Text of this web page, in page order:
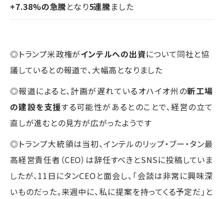
+7.38%の急騰となり5連騰ました
◎トランプ米政権がインテルへの出資について同社と協
議しているとの報道で、大幅高となりました
◎報道によると、計画が遅れているオハイオ州の新工場
の建設を支援する可能性があるとのことで、経営の立て
直しが進むとの見方が広がったようです
◎トランプ大統領は当初、インテルのリップ・ブー・タン最
高経営責任者（CEO）は辞任すべきとSNSに投稿していま
したが、11日にタンCEOと面会し、「会談は非常に興味深
いものだった。来週中に、私に提案を持ってくる予定だ」と